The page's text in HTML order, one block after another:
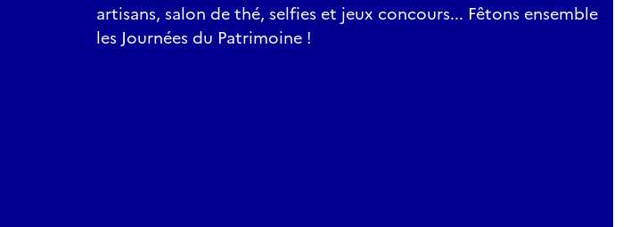
artisans, salon de thé, selfies et jeux concours... Fêtons ensemble
les Journées du Patrimoine !